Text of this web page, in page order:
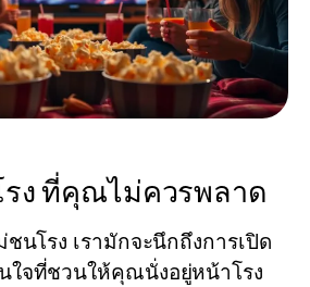
ง ที่คุณไม่ควรพลาด
ชนโรง เรามักจะนึกถึงการเปิด
ใจที่ชวนให้คุณนั่งอยู่หน้าโรง